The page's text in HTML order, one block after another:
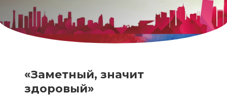
«Заметный, значит
здоровый»